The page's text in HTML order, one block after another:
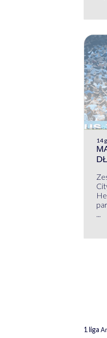
14
...
1 liga